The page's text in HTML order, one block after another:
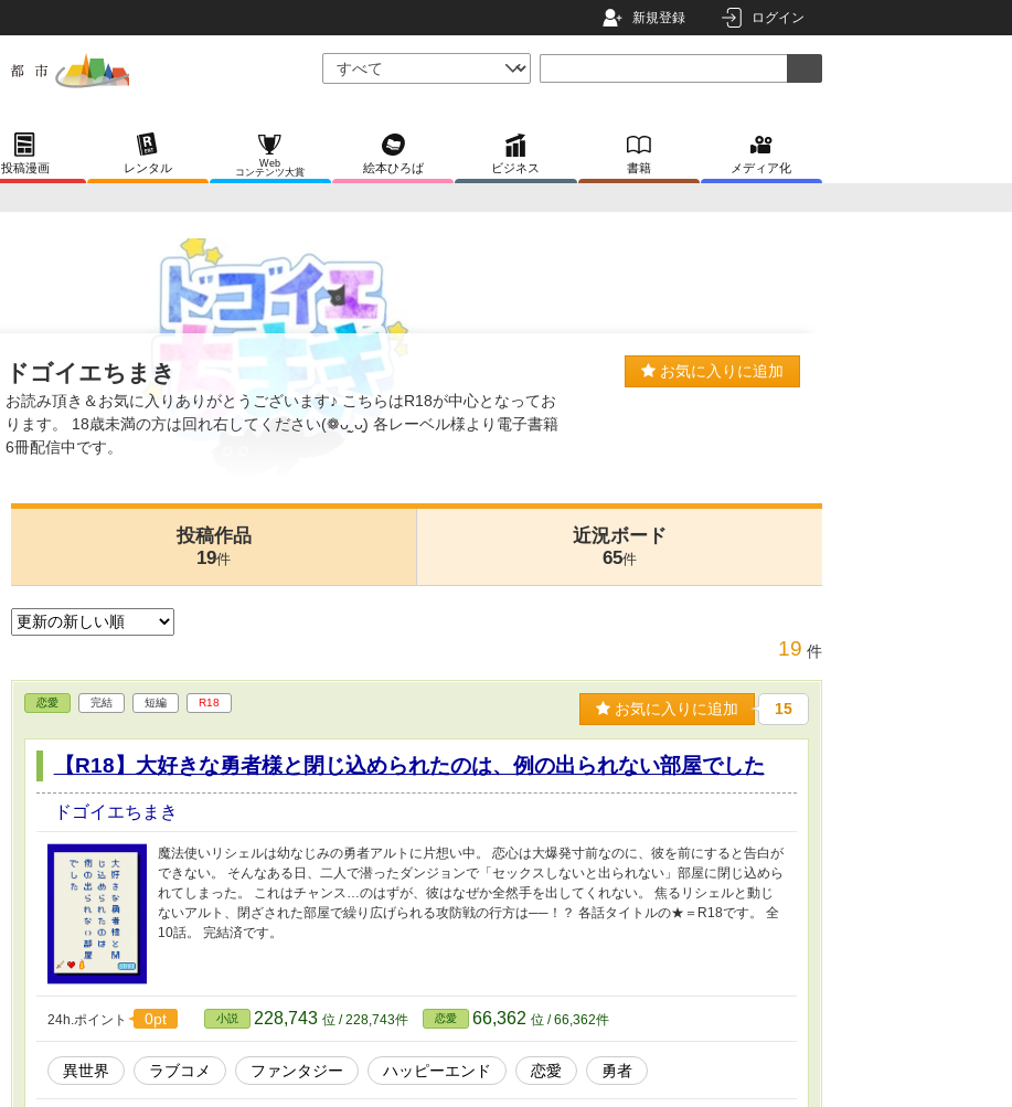
新規登録 ログイン
投稿漫画 レンタル
Web
コンテンツ大賞
絵本ひろば ビジネス 書籍 メディア化
ドゴイエちまき
お読み頂き＆お気に入りありがとうございます♪ こちらはR18が中心となってお
ります。 18歳未満の方は回れ右してください(❁ᴗ͈ˬᴗ͈) 各レーベル様より電子書籍
6冊配信中です。
お気に入りに追加
投稿作品
19件
近況ボード
65件
19 件
恋愛 完結 短編 R18 お気に入りに追加 15
【R18】大好きな勇者様と閉じ込められたのは、例の出られない部屋でした
ドゴイエちまき
魔法使いリシェルは幼なじみの勇者アルトに片想い中。 恋心は大爆発寸前なのに、彼を前にすると告白が
できない。 そんなある日、二人で潜ったダンジョンで「セックスしないと出られない」部屋に閉じ込めら
れてしまった。 これはチャンス…のはずが、彼はなぜか全然手を出してくれない。 焦るリシェルと動じ
ないアルト、閉ざされた部屋で繰り広げられる攻防戦の行方は──！？ 各話タイトルの★＝R18です。 全
10話。 完結済です。
24h.ポイント 0pt 小説 228,743 位 / 228,743件 恋愛 66,362 位 / 66,362件
異世界 ラブコメ ファンタジー ハッピーエンド 恋愛 勇者